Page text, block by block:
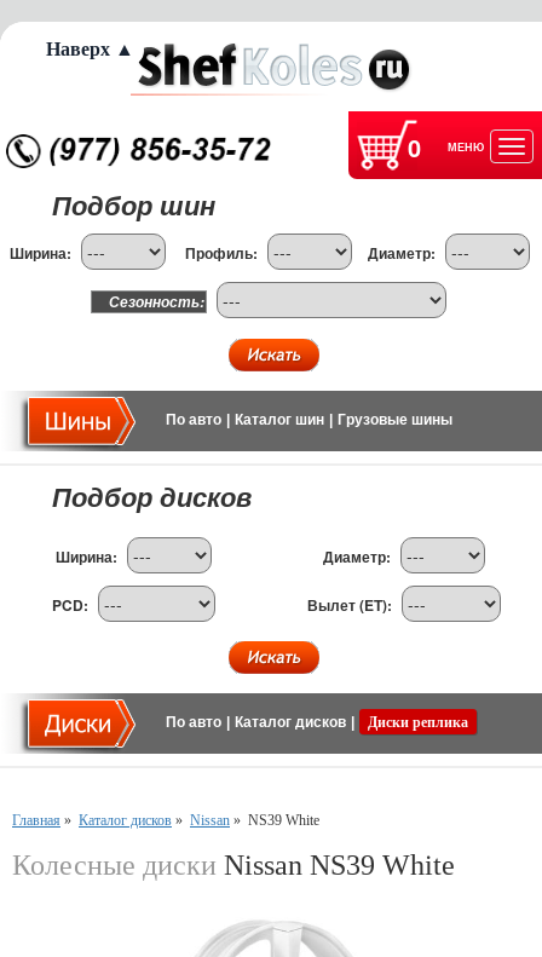
0 МЕНЮ
Подбор шин
Ширина: Профиль: Диаметр:
Сезонность:
По авто Каталог шин Грузовые шины
Подбор дисков
Ширина: Диаметр:
PCD: Вылет (ET):
По авто Каталог дисков Диски реплика
Главная » Каталог дисков » Nissan » NS39 White
Колесные диски Nissan NS39 White
Наверх ▲